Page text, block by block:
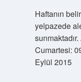
Haftanın
yelpazede
Cumartesi:
Eylül 2015